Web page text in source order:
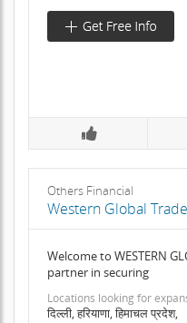
Others Financial
Western Global
Welcome to WESTERN
partner in securing
Locations looking for
दिल्ली, हरियाणा, हिमाचल प्रदेश,